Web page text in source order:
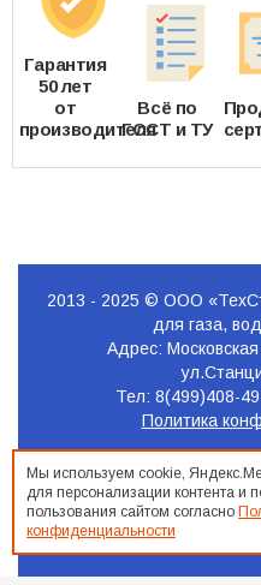
Гарантия
50 лет
от
производителя
Всё по
ГОСТ и ТУ
2013 - 2025 © ООО
для газа,
Адрес:
Тел: 8(499)408-
Политика
Мы используем cookie,
для персонализации контента и
пользования сайтом согласно
конфиденциальности